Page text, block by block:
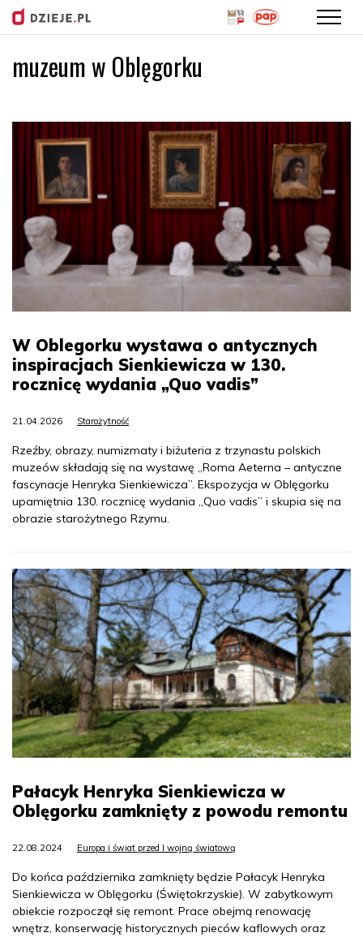
Przejdź
do
muzeum w Oblęgorku
W Oblegorku wystawa o antycznych
inspiracjach Sienkiewicza w 130.
rocznicę wydania „Quo vadis”
21.04.2026 Starożytność
Rzeźby, obrazy, numizmaty i biżuteria z trzynastu polskich
muzeów składają się na wystawę „Roma Aeterna – antyczne
fascynacje Henryka Sienkiewicza”. Ekspozycja w Oblęgorku
upamiętnia 130. rocznicę wydania „Quo vadis” i skupia się na
obrazie starożytnego Rzymu.
Pałacyk Henryka Sienkiewicza w
Oblęgorku zamknięty z powodu remontu
22.08.2024 Europa i świat przed I wojną światową
Do końca października zamknięty będzie Pałacyk Henryka
Sienkiewicza w Oblęgorku (Świętokrzyskie). W zabytkowym
obiekcie rozpoczął się remont. Prace obejmą renowację
wnętrz, konserwację historycznych pieców kaflowych oraz